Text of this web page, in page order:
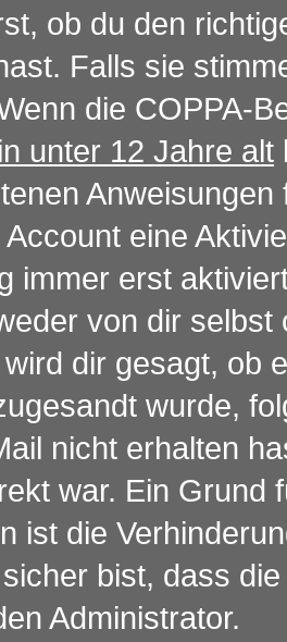
ob du den
Falls sie
die COPPA-
unter 12 Jahre alt
eine
immer erst
von dir selbst
dir gesagt, ob
wurde,
nicht erhalten
war. Ein Grund
ist die
bist, dass
Administrator.